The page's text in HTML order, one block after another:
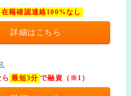
在籍確認連絡100%なし
詳細はこちら
最短3分 で融資（※1）